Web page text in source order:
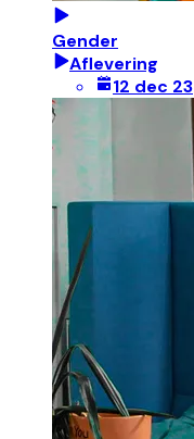
Gender
Aflevering
12 dec 23